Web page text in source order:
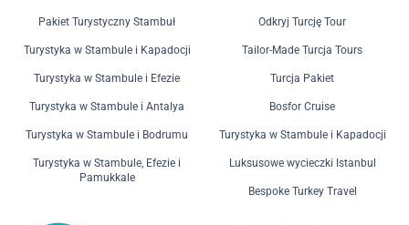
Pakiet Turystyczny Stambuł
Turystyka w Stambule i Kapadocji
Turystyka w Stambule i Efezie
Turystyka w Stambule i Antalya
Turystyka w Stambule i Bodrumu
Turystyka w Stambule, Efezie i
Pamukkale
Odkryj Turcję Tour
Tailor-Made Turcja Tours
Turcja Pakiet
Bosfor Cruise
Turystyka w Stambule i Kapadocji
Luksusowe wycieczki Istanbul
Bespoke Turkey Travel